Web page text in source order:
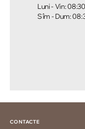
Luni - Vin:
Sîm - Dum:
CONTACTE